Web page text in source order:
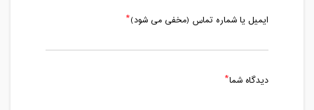
ایمیل یا شماره تماس (مخفی می شود)
دیدگاه شما